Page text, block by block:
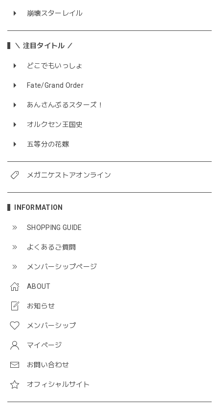
崩壊スターレイル
＼ 注目タイトル ／
どこでもいっしょ
Fate/Grand Order
あんさんぶるスターズ！
オルクセン王国史
五等分の花嫁
メガニケストアオンライン
INFORMATION
SHOPPING GUIDE
よくあるご質問
メンバーシップページ
ABOUT
お知らせ
メンバーシップ
マイページ
お問い合わせ
オフィシャルサイト